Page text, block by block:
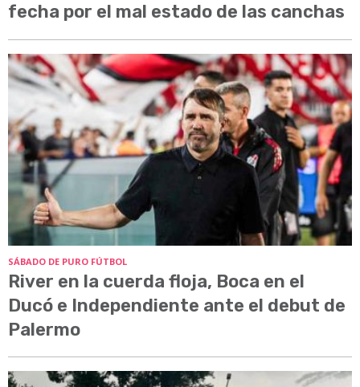
fecha por el mal estado de las canchas
SÁBADO DE PURO FÚTBOL
River en la cuerda floja, Boca en el
Ducó e Independiente ante el debut de
Palermo